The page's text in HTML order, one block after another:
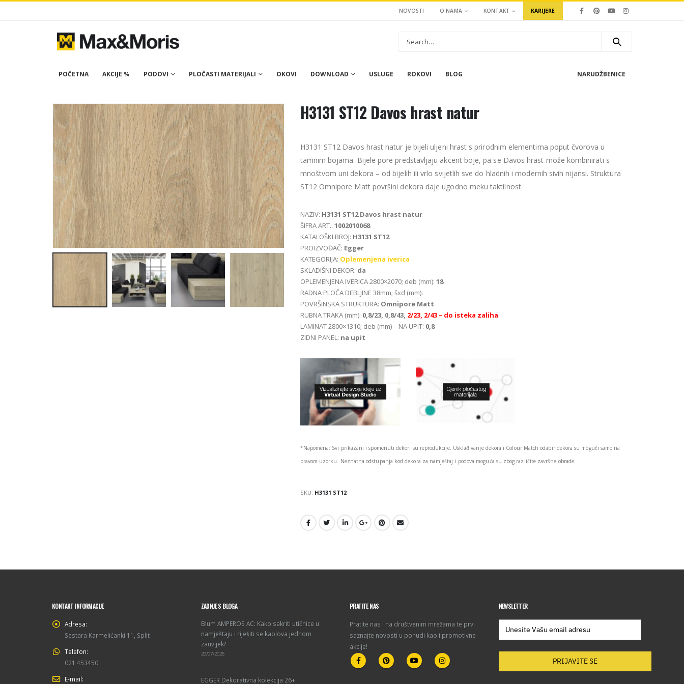
NOVOSTI O NAMA KONTAKT KARIJERE
POČETNA AKCIJE % PODOVI PLOČASTI MATERIJALI OKOVI DOWNLOAD USLUGE ROKOVI BLOG NARUDŽBENICE
H3131 ST12 Davos hrast natur
H3131 ST12 Davos hrast natur je bijeli uljeni hrast s prirodnim elementima poput čvorova u
tamnim bojama. Bijele pore predstavljaju akcent boje, pa se Davos hrast može kombinirati s
mnoštvom uni dekora – od bijelih ili vrlo svijetlih sve do hladnih i modernih sivih nijansi. Struktura
ST12 Omnipore Matt površini dekora daje ugodno meku taktilnost.
NAZIV: H3131 ST12 Davos hrast natur
ŠIFRA ART.: 1002010068
KATALOŠKI BROJ: H3131 ST12
PROIZVOĐAČ: Egger
KATEGORIJA: Oplemenjena iverica
SKLADIŠNI DEKOR: da
OPLEMENJENA IVERICA 2800×2070; deb (mm): 18
RADNA PLOČA DEBLJINE 38mm; šxd (mm):
POVRŠINSKA STRUKTURA: Omnipore Matt
RUBNA TRAKA (mm): 0,8/23, 0,8/43, 2/23, 2/43 – do isteka zaliha
LAMINAT 2800×1310; deb (mm) – NA UPIT: 0,8
ZIDNI PANEL: na upit
*Napomena: Svi prikazani i spomenuti dekori su reprodukcije. Usklađivanje dekora i Colour Match odabir dekora su mogući samo na
pravom uzorku. Neznatna odstupanja kod dekora za namještaj i podova moguća su zbog različite završne obrade.
SKU: H3131 ST12
KONTAKT INFORMACIJE
Adresa:
Sestara Karmelićanki 11, Split
Telefon:
021 453450
E-mail:
ZADNJE S BLOGA
Blum AMPEROS AC: Kako sakriti utičnice u
namještaju i riješiti se kablova jednom
zauvijek?
20/07/2026
EGGER Dekorativna kolekcija 26+
PRATITE NAS
Pratite nas i na društvenim mrežama te prvi
saznajte novosti u ponudi kao i promotivne
akcije!
NEWSLETTER
PRIJAVITE SE